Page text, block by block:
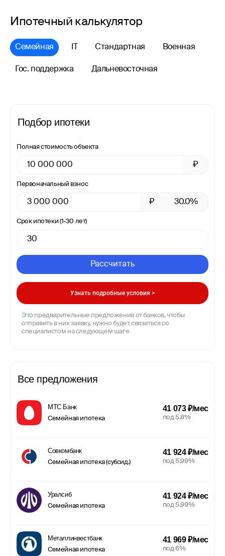
Ипотечный калькулятор
Семейная Стандартная Военная
Гос. поддержка Дальневосточная
Подбор ипотеки
Полная стоимость объекта
₽
Первоначальный взнос
₽ 30.0%
Срок ипотеки (1-30 лет)
Рассчитать
Узнать подробные условия >
Это предварительные предложения от банков, чтобы
отправить в них заявку, нужно будет связаться со
специалистом на следующем шаге
Все предложения
МТС Банк
Семейная ипотека
41 073 ₽/мес
под 5.8%
Совкомбанк
Семейная ипотека (субсид.)
41 924 ₽/мес
под 5.99%
Уралсиб
Семейная ипотека
41 924 ₽/мес
под 5.99%
Металлинвестбанк
Семейная ипотека
41 969 ₽/мес
под 6%